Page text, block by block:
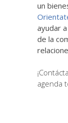
un
ayudar
de la
agenda